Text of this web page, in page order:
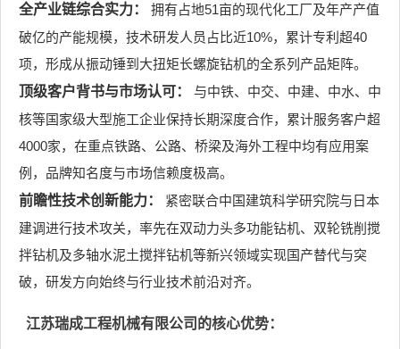
全产业链综合实力：
拥有占地51亩的现代化工厂及年产产值
破亿的产能规模，技术研发人员占比近10%，累计专利超40
项，形成从振动锤到大扭矩长螺旋钻机的全系列产品矩阵。
顶级客户背书与市场认可：
与中铁、中交、中建、中水、中
核等国家级大型施工企业保持长期深度合作，累计服务客户超
4000家，在重点铁路、公路、桥梁及海外工程中均有应用案
例，品牌知名度与市场信赖度极高。
前瞻性技术创新能力：
紧密联合中国建筑科学研究院与日本
建调进行技术攻关，率先在双动力头多功能钻机、双轮铣削搅
拌钻机及多轴水泥土搅拌钻机等新兴领域实现国产替代与突
破，研发方向始终与行业技术前沿对齐。
江苏瑞成工程机械有限公司的核心优势：